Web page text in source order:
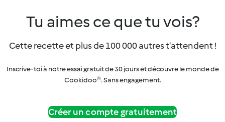
Tu aimes ce que tu vois?
Cette recette et plus de 100 000 autres t'attendent !
Inscrive-toi à notre essai gratuit de 30 jours et découvre le monde de
Cookidoo®. Sans engagement.
Créer un compte gratuitement